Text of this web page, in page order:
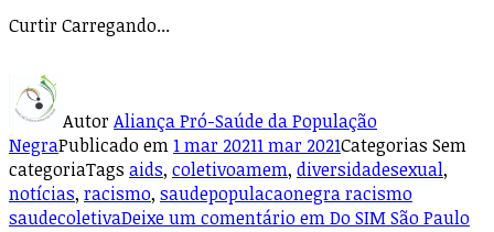
CurtirCarregando...
AutorAliança Pró-Saúde da População
NegraPublicado em1 mar 20211 mar 2021Categorias Sem
categoriaTags aids, coletivoamem, diversidadesexual,
notícias, racismo, saudepopulacaonegra racismo
saudecoletivaDeixe um comentárioem Do SIM São Paulo